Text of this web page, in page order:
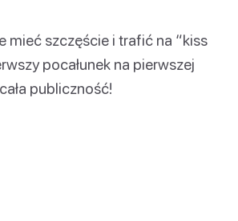
mieć szczęście i trafić na “kiss
pocałunek na pierwszej
publiczność!